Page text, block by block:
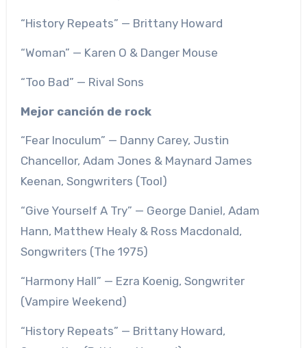
“History Repeats” — Brittany Howard
“Woman” — Karen O & Danger Mouse
“Too Bad” — Rival Sons
Mejor canción de rock
“Fear Inoculum” — Danny Carey, Justin
Chancellor, Adam Jones & Maynard James
Keenan, Songwriters (Tool)
“Give Yourself A Try” — George Daniel, Adam
Hann, Matthew Healy & Ross Macdonald,
Songwriters (The 1975)
“Harmony Hall” — Ezra Koenig, Songwriter
(Vampire Weekend)
“History Repeats” — Brittany Howard,